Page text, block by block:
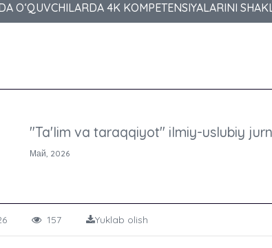
O‘QUVCHILARDA 4K KOMPETENSIYALARINI
"Ta'lim va taraqqiyot" ilmiy-uslubiy
Май, 2026
157 Yuklab olish